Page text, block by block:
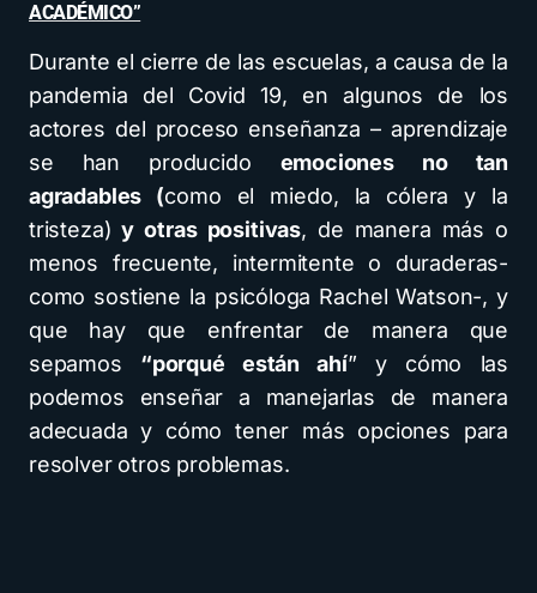
ACADÉMICO”
Durante el cierre de las escuelas, a causa de la
pandemia del Covid 19, en algunos de los
actores del proceso enseñanza – aprendizaje
se han producido emociones no tan
agradables (como el miedo, la cólera y la
tristeza) y otras positivas, de manera más o
menos frecuente, intermitente o duraderas-
como sostiene la psicóloga Rachel Watson-, y
que hay que enfrentar de manera que
sepamos “porqué están ahí” y cómo las
podemos enseñar a manejarlas de manera
adecuada y cómo tener más opciones para
resolver otros problemas.